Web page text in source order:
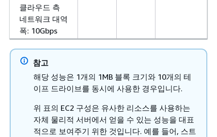
클라우드 측
네트워크 대역
폭: 10Gbps
참고
해당 성능은 1개의 1MB 블록 크기와 10개의 테
이프 드라이브를 동시에 사용한 경우입니다.
위 표의 EC2 구성은 유사한 리소스를 사용하는
자체 물리적 서버에서 얻을 수 있는 성능을 대표
적으로 보여주기 위한 것입니다. 예를 들어, 스트